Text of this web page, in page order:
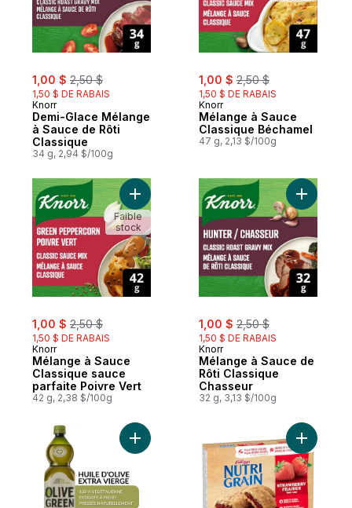
sale:
1,00 $ , formerly:
2,50 $
1,50 $ DE RABAIS
Knorr
Demi-Glace Mélange
à Sauce de Rôti
Classique
34 g, 2,94 $/100g
sale:
1,00 $ , formerly:
2,50 $
1,50 $ DE RABAIS
Knorr
Mélange à Sauce
Classique Béchamel
47 g, 2,13 $/100g
sale:
1,00 $ , formerly:
2,50 $
1,50 $ DE RABAIS
Knorr
Mélange à Sauce
Classique sauce
parfaite Poivre Vert
42 g, 2,38 $/100g
Faible
stock
sale:
1,00 $ , formerly:
2,50 $
1,50 $ DE RABAIS
Knorr
Mélange à Sauce de
Rôti Classique
Chasseur
32 g, 3,13 $/100g
Ajouter
Ajouter Huile d'olive extra vierge,Ajouter